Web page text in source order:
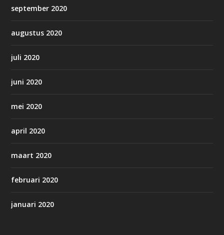
september 2020
augustus 2020
juli 2020
juni 2020
mei 2020
april 2020
maart 2020
februari 2020
januari 2020